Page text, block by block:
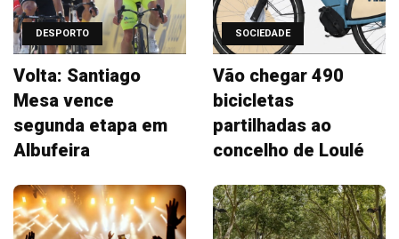
DESPORTO
Volta: Santiago
Mesa vence
segunda etapa em
Albufeira
SOCIEDADE
Vão chegar 490
bicicletas
partilhadas ao
concelho de Loulé